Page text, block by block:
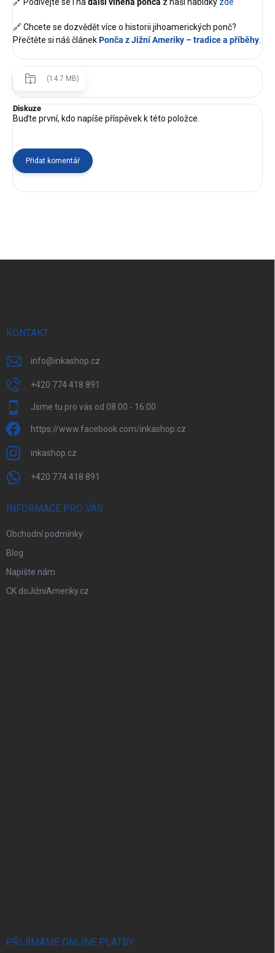
🔗 Podívejte se i nadalší vlněná ponča z naší nabídky zde
🔗 Chcete se dozvědět více o historii jihoamerických ponč?
Přečtěte si náš článekPonča z Jižní Ameriky – tradice a příběhy.
(14.7 MB)
Diskuze
Buďte první, kdo napíše příspěvek k této položce.
Přidat komentář
KONTAKT
info@inkashop.cz
+420 774 418 891
Jsme tu pro vás od 08:00 - 16:00
https://www.facebook.com/inkashop.cz
inkashop.cz
+420 774 418 891
INFORMACE PRO VÁS
Obchodní podmínky
Blog
Napište nám
CK doJižníAmeriky.cz
PŘIJÍMÁME ONLINE PLATBY